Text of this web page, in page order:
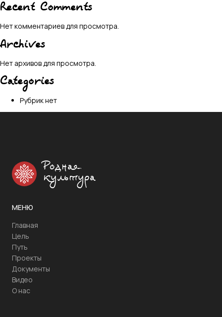
Recent Comments
Нет комментариев для просмотра.
Archives
Нет архивов для просмотра.
Categories
Рубрик нет
Родная
культура
МЕНЮ
Главная
Цель
Путь
Проекты
Документы
Видео
О нас